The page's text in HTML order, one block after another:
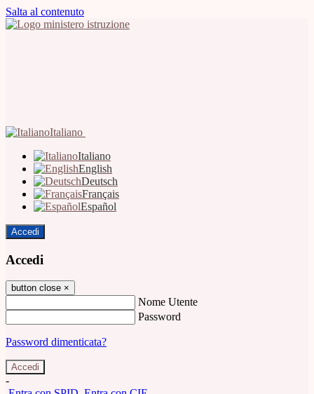
Salta al contenuto
Italiano
Italiano
English
Deutsch
Français
Español
Accedi
Accedi
button close ×
Nome Utente
Password
Password dimenticata?
-